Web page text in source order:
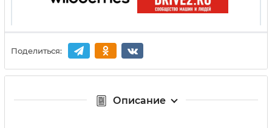
Поделиться:
Описание